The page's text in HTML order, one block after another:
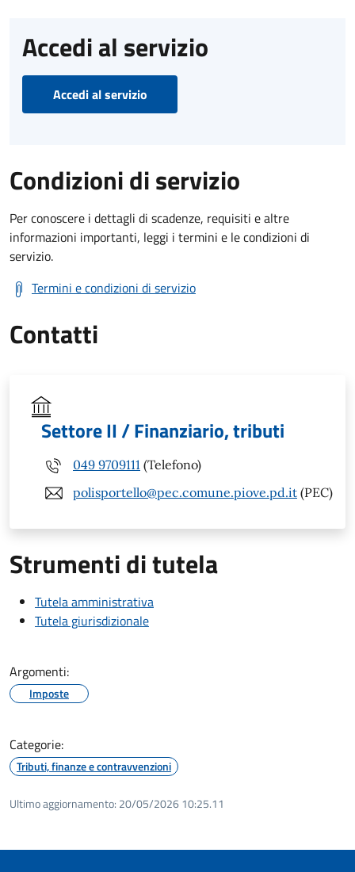
Accedi al servizio
Accedi al servizio
Condizioni di servizio
Per conoscere i dettagli di scadenze, requisiti e altre
informazioni importanti, leggi i termini e le condizioni di
servizio.
Termini e condizioni di servizio
Contatti
Settore II / Finanziario, tributi
049 9709111 (Telefono)
polisportello@pec.comune.piove.pd.it (PEC)
Strumenti di tutela
Tutela amministrativa
Tutela giurisdizionale
Argomenti:
Imposte
Categorie:
Tributi, finanze e contravvenzioni
Ultimo aggiornamento: 20/05/2026 10:25.11